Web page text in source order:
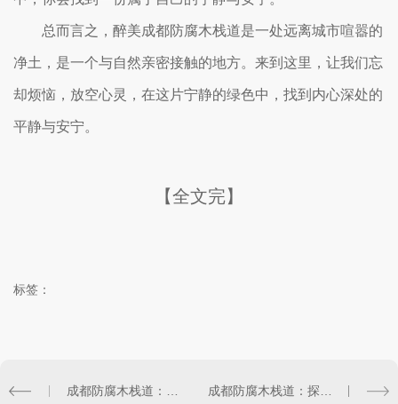
总而言之，醉美成都防腐木栈道是一处远离城市喧嚣的
净土，是一个与自然亲密接触的地方。来到这里，让我们忘
却烦恼，放空心灵，在这片宁静的绿色中，找到内心深处的
平静与安宁。
【全文完】
标签：